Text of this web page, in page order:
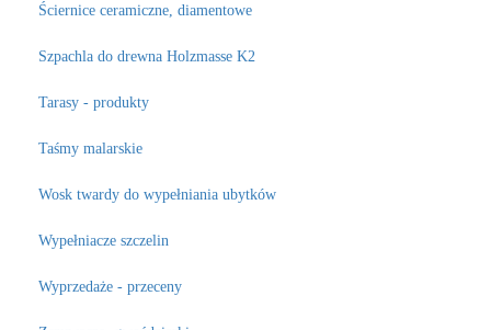
Ściernice ceramiczne, diamentowe
Szpachla do drewna Holzmasse K2
Tarasy - produkty
Taśmy malarskie
Wosk twardy do wypełniania ubytków
Wypełniacze szczelin
Wyprzedaże - przeceny